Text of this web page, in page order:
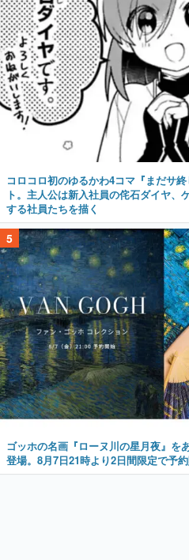
コロコロ初のゆるかわ4コマ『まだサ
ト。主人公は新入社員の侘石ダイヤ、
する社員たちを描く
5
ゴッホの名画『ローヌ川の星月夜』を
登場。8月7日21時より2日間限定で予